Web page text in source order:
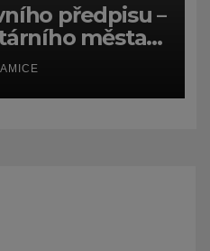
předpisu –
města
zadat
budov